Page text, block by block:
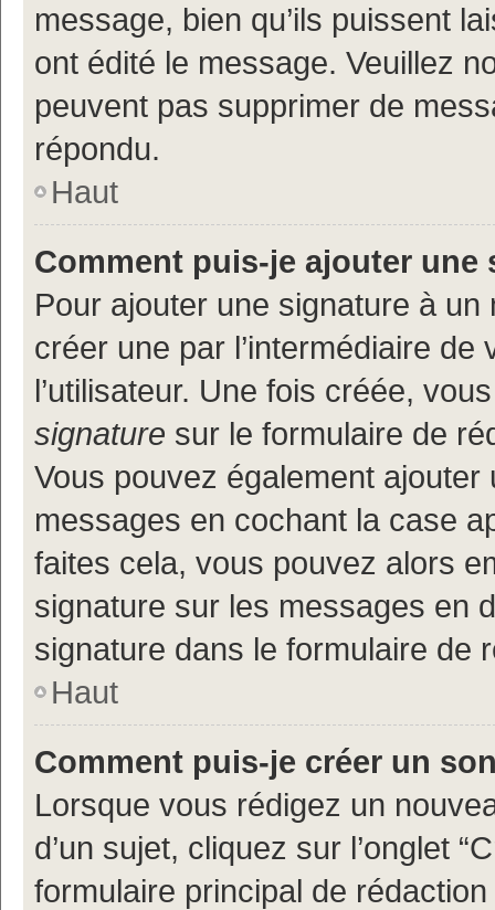
message, bien qu’ils puissent
ont édité le message. Veuillez
peuvent pas supprimer de
répondu.
Haut
Comment puis-je ajouter une
Pour ajouter une signature à
créer une par l’intermédiaire
l’utilisateur. Une fois créée,
signature sur le formulaire de
Vous pouvez également
messages en cochant la case
faites cela, vous pouvez alors
signature sur les messages en
signature dans le formulaire de
Haut
Comment puis-je créer un
Lorsque vous rédigez un
d’un sujet, cliquez sur l’onglet
formulaire principal de